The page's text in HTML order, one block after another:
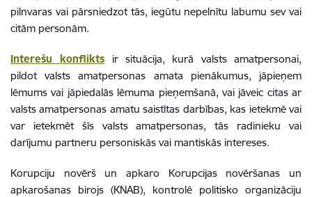
pilnvaras vai pārsniedzot tās, iegūtu nepelnītu labumu sev vai
citām personām.
Interešu konflikts ir situācija, kurā valsts amatpersonai,
pildot valsts amatpersonas amata pienākumus, jāpieņem
lēmums vai jāpiedalās lēmuma pieņemšanā, vai jāveic citas ar
valsts amatpersonas amatu saistītas darbības, kas ietekmē vai
var ietekmēt šīs valsts amatpersonas, tās radinieku vai
darījumu partneru personiskās vai mantiskās intereses.
Korupciju novērš un apkaro Korupcijas novēršanas un
apkarošanas birojs (KNAB), kontrolē politisko organizāciju